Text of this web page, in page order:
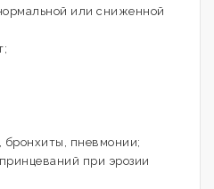
или сниженной
бронхиты, пневмонии;
при эрозии